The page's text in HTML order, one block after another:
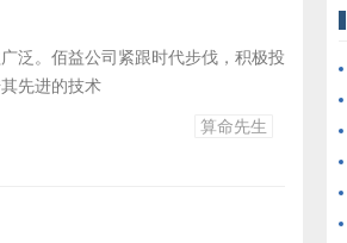
泛。佰益公司紧跟时代步伐，积极投
先进的技术
算命先生